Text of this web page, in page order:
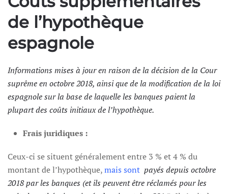
de l’hypothèque
espagnole
Informations mises à jour en raison de la décision de la Cour
suprême en octobre 2018, ainsi que de la modification de la loi
espagnole sur la base de laquelle les banques paient la
plupart des coûts initiaux de l’hypothèque.
Frais juridiques :
Ceux-ci se situent généralement entre 3 % et 4 % du
montant de l’hypothèque,mais sont payés depuis octobre
2018 par les banques (et ils peuvent être réclamés pour les